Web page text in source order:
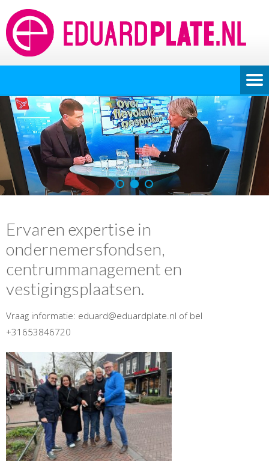
Ervaren expertise in
ondernemersfondsen,
centrummanagement en
vestigingsplaatsen.
Vraag informatie: eduard@eduardplate.nl of bel
+31653846720